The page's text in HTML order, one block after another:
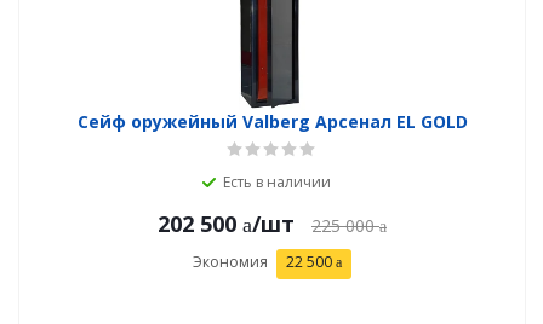
Сейф оружейный Valberg Арсенал EL GOLD
Есть в наличии
202 500 /шт 225 000
Экономия 22 500